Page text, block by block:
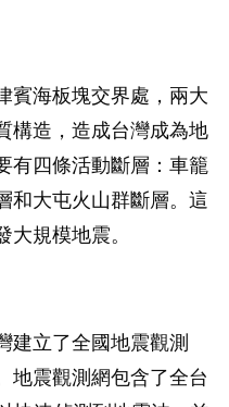
賓海板塊交界處，兩大
構造，造成台灣成為地
有四條活動斷層：車籠
和大屯火山群斷層。這
規模地震。
建立了全國地震觀測
地震觀測網包含了全台